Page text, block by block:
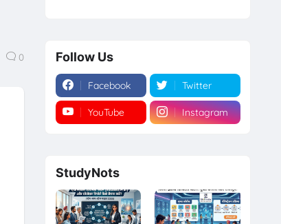
0 Follow Us
Facebook Twitter
YouTube Instagram
StudyNots